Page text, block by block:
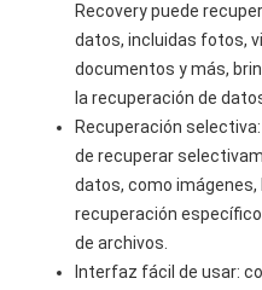
Recovery puede
datos, incluidas fotos,
documentos y más,
la recuperación de
Recuperación
de recuperar
datos, como imágenes,
recuperación
de archivos.
Interfaz fácil de usar: